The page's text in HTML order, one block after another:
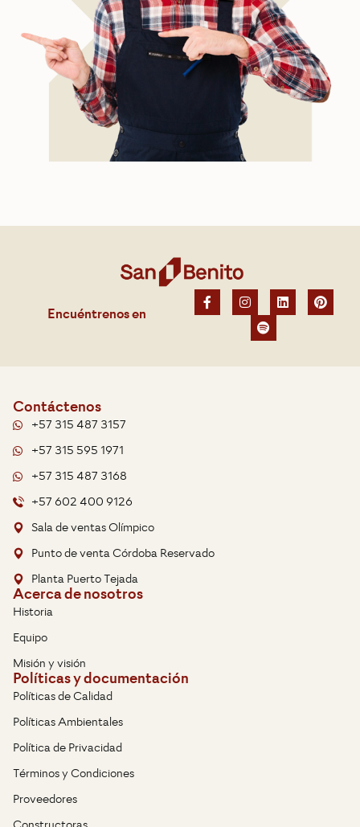
Encuéntrenos en
Contáctenos
+57 315 487 3157
+57 315 595 1971
+57 315 487 3168
+57 602 400 9126
Sala de ventas Olímpico
Punto de venta Córdoba Reservado
Planta Puerto Tejada
Acerca de nosotros
Historia
Equipo
Misión y visión
Políticas y documentación
Políticas de Calidad
Políticas Ambientales
Política de Privacidad
Términos y Condiciones
Proveedores